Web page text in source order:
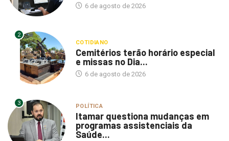
6 de agosto de 2026
2
COTIDIANO
Cemitérios terão horário especial
e missas no Dia...
6 de agosto de 2026
3 POLÍTICA
Itamar questiona mudanças em
programas assistenciais da
Saúde...